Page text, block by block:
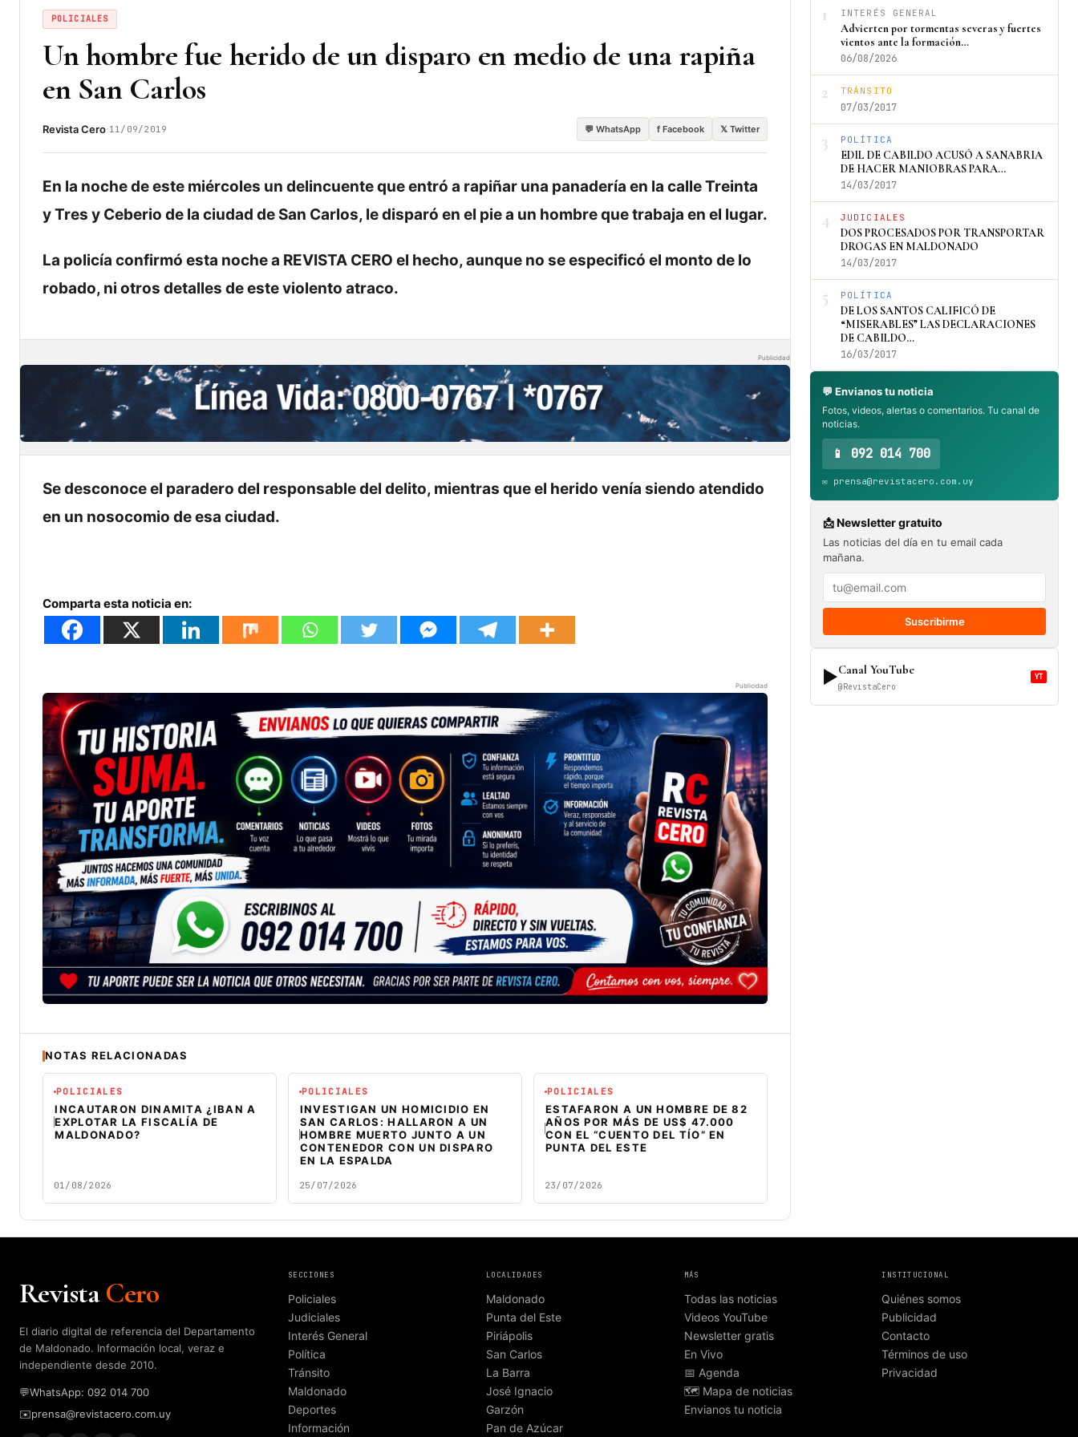
POLICIALES
Un hombre fue herido de un disparo en medio de una rapiña
en San Carlos
Revista Cero·11/09/2019 💬 WhatsApp f Facebook 𝕏 Twitter
En la noche de este miércoles un delincuente que entró a rapiñar una panadería en la calle Treinta
y Tres y Ceberio de la ciudad de San Carlos, le disparó en el pie a un hombre que trabaja en el lugar.
La policía confirmó esta noche a REVISTA CERO el hecho, aunque no se especificó el monto de lo
robado, ni otros detalles de este violento atraco.
Publicidad
Se desconoce el paradero del responsable del delito, mientras que el herido venía siendo atendido
en un nosocomio de esa ciudad.
Comparta esta noticia en:
Publicidad
NOTAS RELACIONADAS
POLICIALES
INCAUTARON DINAMITA ¿IBAN A
EXPLOTAR LA FISCALÍA DE
MALDONADO?
01/08/2026
POLICIALES
INVESTIGAN UN HOMICIDIO EN
SAN CARLOS: HALLARON A UN
HOMBRE MUERTO JUNTO A UN
CONTENEDOR CON UN DISPARO
EN LA ESPALDA
25/07/2026
POLICIALES
ESTAFARON A UN HOMBRE DE 82
AÑOS POR MÁS DE US$ 47.000
CON EL “CUENTO DEL TÍO” EN
PUNTA DEL ESTE
23/07/2026
1 INTERÉS GENERAL
Advierten por tormentas severas y fuertes
vientos ante la formación…
06/08/2026
2 TRÁNSITO
07/03/2017
3 POLÍTICA
EDIL DE CABILDO ACUSÓ A SANABRIA
DE HACER MANIOBRAS PARA…
14/03/2017
4 JUDICIALES
DOS PROCESADOS POR TRANSPORTAR
DROGAS EN MALDONADO
14/03/2017
5 POLÍTICA
DE LOS SANTOS CALIFICÓ DE
“MISERABLES” LAS DECLARACIONES
DE CABILDO…
16/03/2017
💬 Envianos tu noticia
Fotos, videos, alertas o comentarios. Tu canal de
noticias.
📱 092 014 700
✉️ prensa@revistacero.com.uy
📩 Newsletter gratuito
Las noticias del día en tu email cada
mañana.
Suscribirme
▶Canal YouTube
@RevistaCero
YT
RevistaCero
El diario digital de referencia del Departamento
de Maldonado. Información local, veraz e
independiente desde 2010.
💬WhatsApp: 092 014 700
✉️prensa@revistacero.com.uy
SECCIONES
Policiales
Judiciales
Interés General
Política
Tránsito
Maldonado
Deportes
Información
LOCALIDADES
Maldonado
Punta del Este
Piriápolis
San Carlos
La Barra
José Ignacio
Garzón
Pan de Azúcar
MÁS
Todas las noticias
Videos YouTube
Newsletter gratis
En Vivo
📅 Agenda
🗺️ Mapa de noticias
Envianos tu noticia
INSTITUCIONAL
Quiénes somos
Publicidad
Contacto
Términos de uso
Privacidad